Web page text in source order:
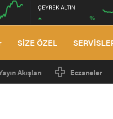
ÇEYREK ALTIN
%
SİZE ÖZEL
Akışları Eczaneler